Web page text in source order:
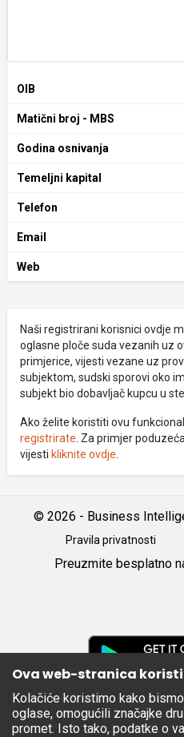
OIB
Matični broj - MBS
Godina osnivanja
Temeljni kapital
Telefon
Email
Web
Naši registrirani korisnici ovdje
oglasne ploče suda vezanih uz
primjerice, vijesti vezane uz
subjektom, sudski sporovi oko
subjekt bio dobavljač kupcu u
Ako želite koristiti ovu
registrirate . Za primjer
vijesti kliknite ovdje
© 2026 - Business
Pravila privatnosti
Preuzmite besplatno
Apple
Store
Ova web-stranica
Kolačiće koristimo kako
oglase, omogućili značajke
promet. Isto tako, podatke o